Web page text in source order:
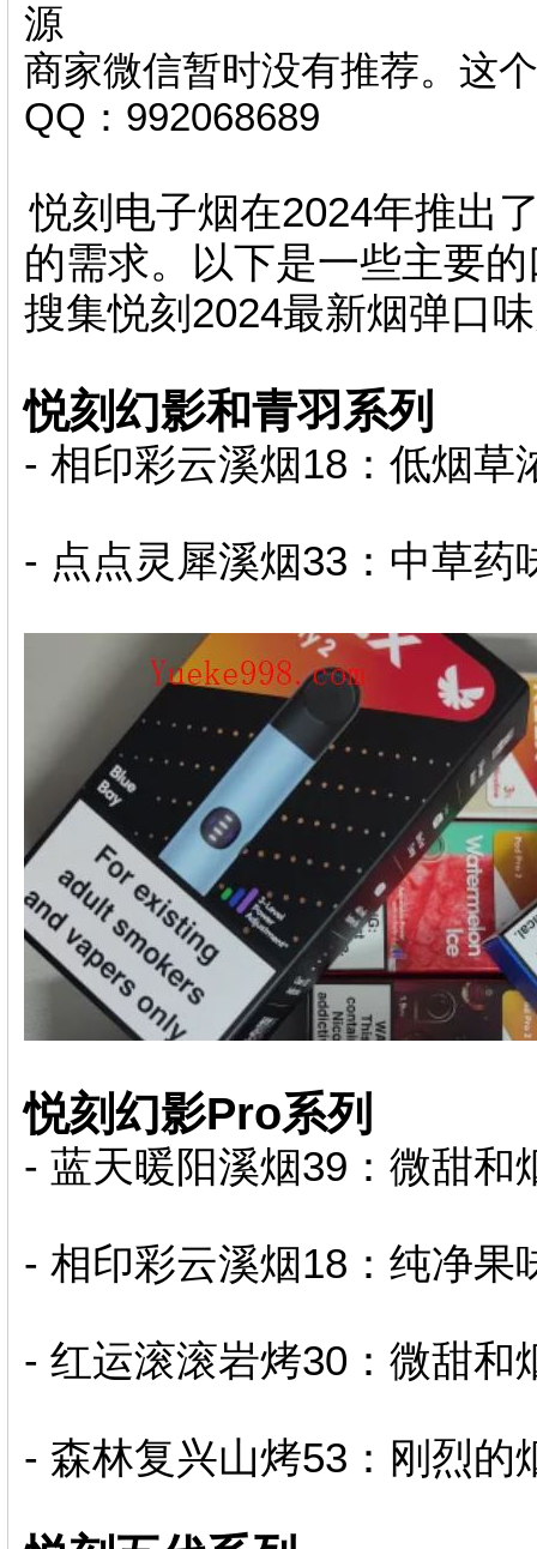
源
商家微信暂时没有推荐。这
QQ：992068689
悦刻电子烟在2024年推出
的需求。以下是一些主要
搜集悦刻2024最新烟弹口
悦刻幻影和青羽系列
- 相印彩云溪烟18：低烟草
- 点点灵犀溪烟33：中草药
悦刻幻影Pro系列
- 蓝天暖阳溪烟39：微甜和
- 相印彩云溪烟18：纯净果
- 红运滚滚岩烤30：微甜和
- 森林复兴山烤53：刚烈的